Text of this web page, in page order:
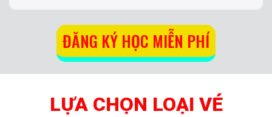
ĐĂNG KÝ HỌC MIỄN PHÍ
LỰA CHỌN LOẠI VÉ